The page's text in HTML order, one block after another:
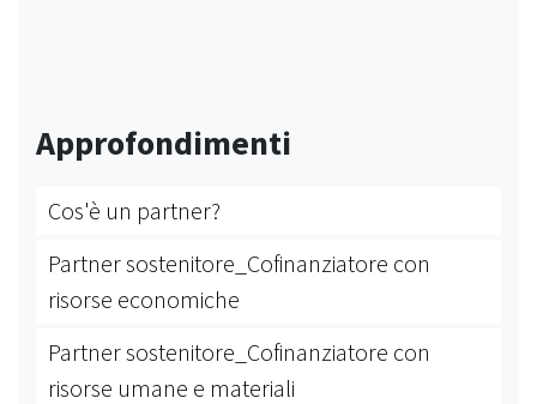
Approfondimenti
Cos'è un partner?
Partner sostenitore_Cofinanziatore con
risorse economiche
Partner sostenitore_Cofinanziatore con
risorse umane e materiali